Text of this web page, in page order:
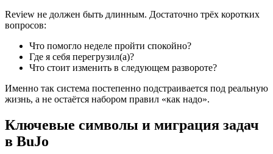
Review не должен быть длинным. Достаточно трёх коротких
вопросов:
Что помогло неделе пройти спокойно?
Где я себя перегрузил(а)?
Что стоит изменить в следующем развороте?
Именно так система постепенно подстраивается под реальную
жизнь, а не остаётся набором правил «как надо».
Ключевые символы и миграция задач
в BuJo